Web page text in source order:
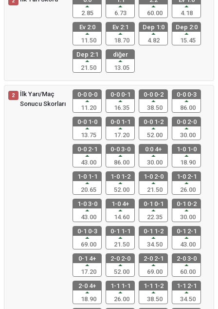
2.85
6.73
60.00
4.18
Ev 2:0
11.50
Ev 2:1
18.70
Dep 1:0
4.82
Dep 2:0
15.45
Dep 2:1
21.50
diğer
13.05
2
İlk Yarı/Maç
Sonucu Skorları
0-0 0-0
11.20
0-0 0-1
16.35
0-0 0-2
38.50
0-0 0-3
86.00
0-0 1-0
13.75
0-0 1-1
17.20
0-0 1-2
52.00
0-0 2-0
30.00
0-0 2-1
43.00
0-0 3-0
86.00
0:0 4+
30.00
1-0 1-0
18.90
1-0 1-1
20.65
1-0 1-2
52.00
1-0 2-0
21.50
1-0 2-1
26.00
1-0 3-0
43.00
1-0 4+
14.60
0-1 0-1
22.35
0-1 0-2
30.00
0-1 0-3
69.00
0-1 1-1
21.50
0-1 1-2
34.50
0-1 2-1
43.00
0-1 4+
17.20
2-0 2-0
52.00
2-0 2-1
69.00
2-0 3-0
60.00
2-0 4+
18.90
1-1 1-1
26.00
1-1 1-2
38.50
1-1 2-1
34.50